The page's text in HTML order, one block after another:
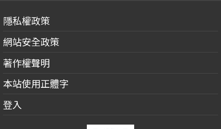
隱私權政策
網站安全政策
著作權聲明
本站使用正體字
登入